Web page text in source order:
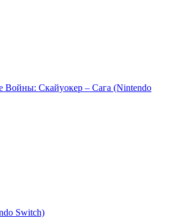
Войны: Скайуокер – Сага (Nintendo
Switch)